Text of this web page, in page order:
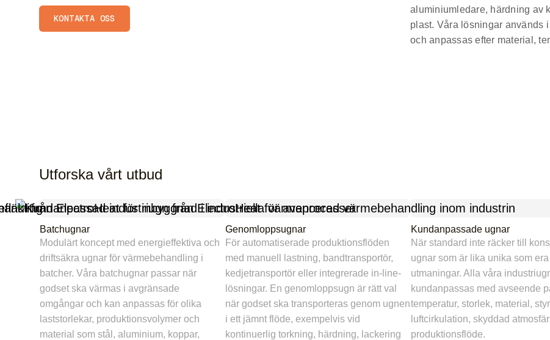
KONTAKTA OSS
aluminiumledare, härdning av
plast. Våra lösningar används
och anpassas efter material,
Utforska vårt utbud
Batchugnar
Modulärt koncept med energieffektiva och
driftsäkra ugnar för värmebehandling i
batcher. Våra batchugnar passar när
godset ska värmas i avgränsade
omgångar och kan anpassas för olika
laststorlekar, produktionsvolymer och
material som stål, aluminium, koppar,
Genomloppsugnar
För automatiserade produktionsflöden
med manuell lastning, bandtransportör,
kedjetransportör eller integrerade in-line-
lösningar. En genomloppsugn är rätt val
när godset ska transporteras genom ugnen
i ett jämnt flöde, exempelvis vid
kontinuerlig torkning, härdning, lackering
Kundanpassade ugnar
När standard inte räcker till
ugnar som är lika unika som era
utmaningar. Alla våra
kundanpassas med avseende
temperatur, storlek, material,
luftcirkulation, skyddad
produktionsflöde.